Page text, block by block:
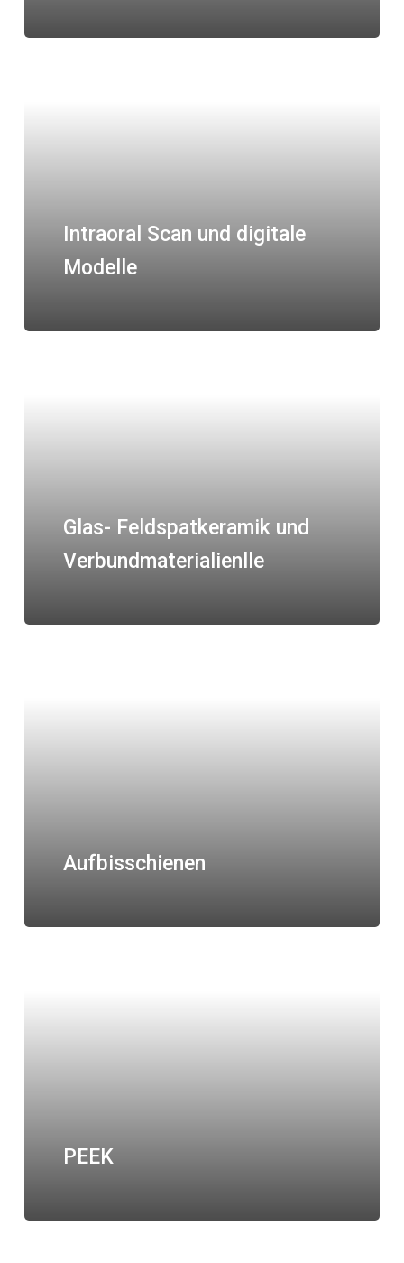
Intraoral Scan und digitale
Modelle
Glas- Feldspatkeramik und
Verbundmaterialienlle
Aufbisschienen
PEEK